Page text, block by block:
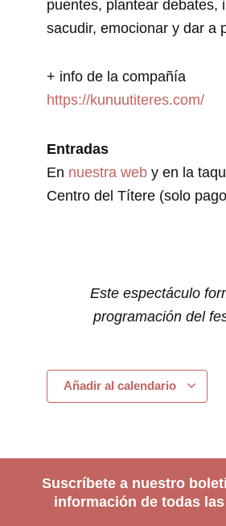
puentes, plantear debates,
sacudir, emocionar y dar a
+ info de la compañía
https://kunuutiteres.com/
Entradas
En nuestra web y en la
Centro del Títere (solo
Este espectáculo
programación del
Añadir al calendario
Suscríbete a nuestro
información de todas